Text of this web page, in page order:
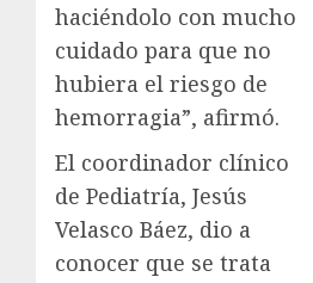
haciéndolo con mucho
cuidado para que no
hubiera el riesgo de
hemorragia”, afirmó.
El coordinador clínico
de Pediatría, Jesús
Velasco Báez, dio a
conocer que se trata